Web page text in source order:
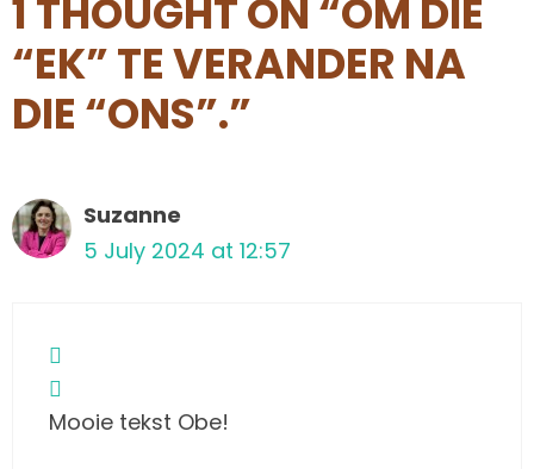
1 THOUGHT ON “OM DIE
“EK” TE VERANDER NA
DIE “ONS”.”
Suzanne
5 July 2024 at 12:57
Mooie tekst Obe!